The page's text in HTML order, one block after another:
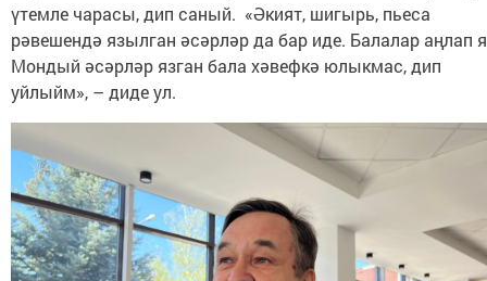
үтемле чарасы, дип саный. «Әкият, шигырь, пьеса
рәвешендә язылган әсәрләр да бар иде. Балалар аңлап
Мондый әсәрләр язган бала хәвефкә юлыкмас, дип
уйлыйм», – диде ул.